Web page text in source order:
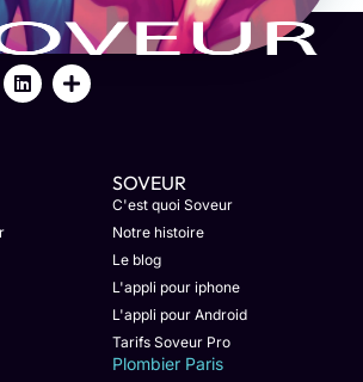
SOVEUR
C'est quoi Soveur
Notre histoire
Le blog
L'appli pour iphone
L'appli pour Android
Tarifs Soveur Pro
Plombier Paris